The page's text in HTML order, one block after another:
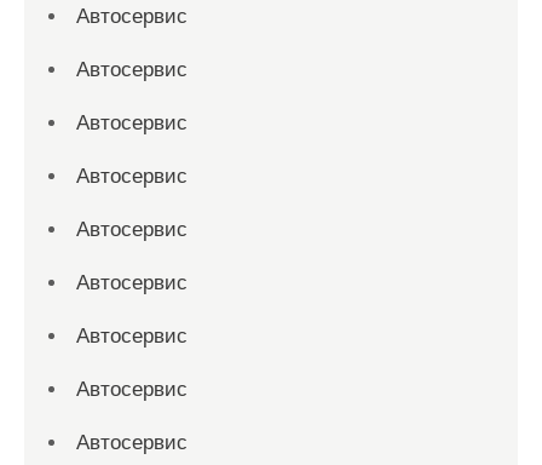
Автосервис
Автосервис
Автосервис
Автосервис
Автосервис
Автосервис
Автосервис
Автосервис
Автосервис